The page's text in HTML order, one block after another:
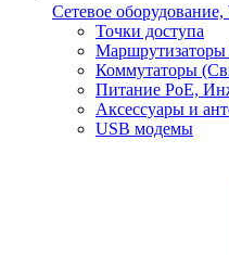
Сетевое оборудование,
Точки доступа
Маршрутизаторы
Коммутаторы
Питание PoE,
Аксессуары и
USB модемы